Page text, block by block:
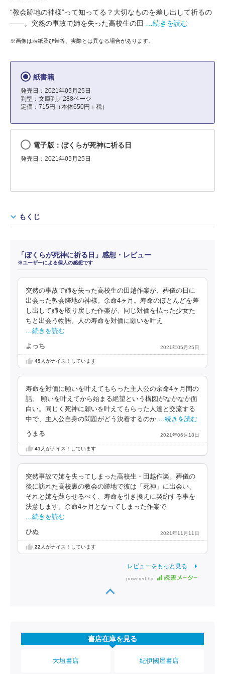
“教会跡地の神様”って知ってる？大切なものを差し出して祈るの
――。突然の事故で姉を失った高校生の田
…続きを読む
※画像は表紙及び帯等、実際とは異なる場合があります。
紙書籍
発売日：2021年05月25日
判型：文庫判／288ページ
定価：715円（本体650円＋税）
電子版：ぼくらが死神に祈る日
発売日：2021年05月25日
もくじ
「ぼくらが死神に祈る日」感想・レビュー
※ユーザーによる個人の感想です
突然の事故で姉を失った高校生の田越作楽が、葬儀の日に
出会った教会跡地の神様。余命4ヶ月。寿命のほとんどを差
し出して姉を取り戻した作楽が、同じ対価を払った少女た
ちと出会う物語。人の寿命を対価に願いを叶え
…続きを読む
よっち 2021年05月25日
49人がナイス！しています
寿命を対価に願いを叶えてもらった主人公の余命4ヶ月間の
話。 願いを叶えてから始まる絶望という構図がなかなか面
白い。同じく死神に願いを叶えてもらった人達と交流する
中で、主人公自身の問題がどう決着するのか
…続きを読む
うまる 2021年06月18日
41 人がナイス！しています
突然事故で姉を失ってしまった高校生・田越作楽。葬儀の
後に訪れた高校裏の教会の跡地で彼は「死神」に出会い、
それと姉を蘇らせるべく、寿命を引き換えに契約する事を
決意します。余命4ヶ月となってしまった作楽で
…続きを読む
ひぬ 2021年11月11日
22 人がナイス！しています
レビューをもっと見る
powered by
書店在庫を見る
大垣書店 紀伊國屋書店